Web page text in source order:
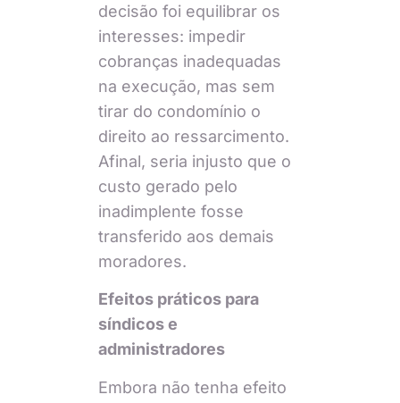
decisão foi equilibrar os
interesses: impedir
cobranças inadequadas
na execução, mas sem
tirar do condomínio o
direito ao ressarcimento.
Afinal, seria injusto que o
custo gerado pelo
inadimplente fosse
transferido aos demais
moradores.
Efeitos práticos para
síndicos e
administradores
Embora não tenha efeito